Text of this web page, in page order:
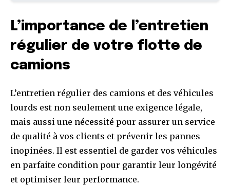
L’importance de l’entretien
régulier de votre flotte de
camions
L’entretien régulier des camions et des véhicules
lourds est non seulement une exigence légale,
mais aussi une nécessité pour assurer un service
de qualité à vos clients et prévenir les pannes
inopinées. Il est essentiel de garder vos véhicules
en parfaite condition pour garantir leur longévité
et optimiser leur performance.